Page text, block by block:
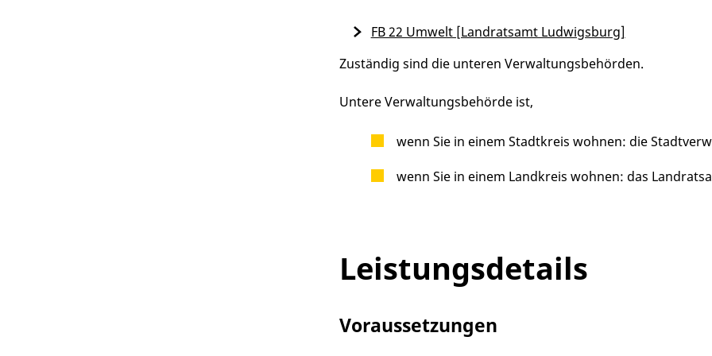
Zuständig sind die unteren Verwaltungsbehörden.
Untere Verwaltungsbehörde ist,
wenn Sie in einem Stadtkreis wohnen: die
wenn Sie in einem Landkreis wohnen: das
FB 22 Umwelt [Landratsamt Ludwigsburg]
Leistungsdetails
Voraussetzungen